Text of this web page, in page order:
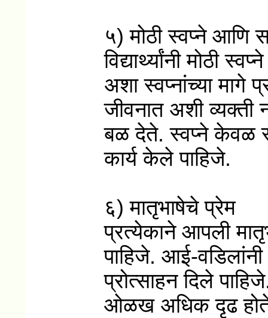
५) मोठी स्वप्ने आणि
विद्यार्थ्यांनी मोठी
अशा स्वप्नांच्या मागे
जीवनात अशी व्यक्ती
बळ देते. स्वप्ने केवळ
कार्य केले पाहिजे.
६) मातृभाषेचे प्रेम
प्रत्येकाने आपली
पाहिजे. आई-
प्रोत्साहन दिले
ओळख अधिक दृढ